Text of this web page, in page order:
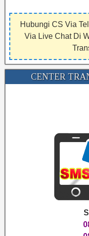
Hubungi CS Via
Via Live Chat Di
CENTER